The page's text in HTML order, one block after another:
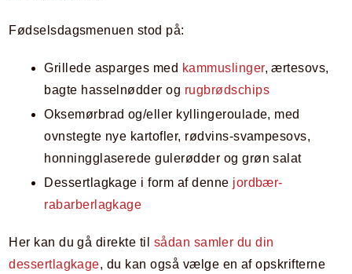
Fødselsdagsmenuen stod på:
Grillede asparges med kammuslinger, ærtesovs,
bagte hasselnødder og rugbrødschips
Oksemørbrad og/eller kyllingeroulade, med
ovnstegte nye kartofler, rødvins-svampesovs,
honningglaserede gulerødder og grøn salat
Dessertlagkage i form af denne jordbær-
rabarberlagkage
Her kan du gå direkte til sådan samler du din
dessertlagkage, du kan også vælge en af opskrifterne